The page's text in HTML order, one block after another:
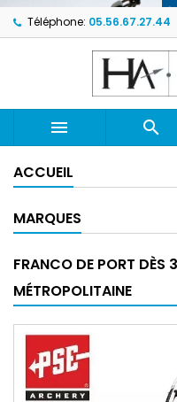
Téléphone: 05.56.67.27.44
 
ACCUEIL
MARQUES
FRANCO DE PORT DÈS
MÉTROPOLITAINE